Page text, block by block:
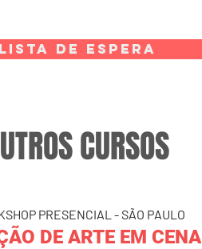
LISTA DE ESPERA
CURSOS
PRESENCIAL - SÃO PAULO
DE ARTE EM CENA